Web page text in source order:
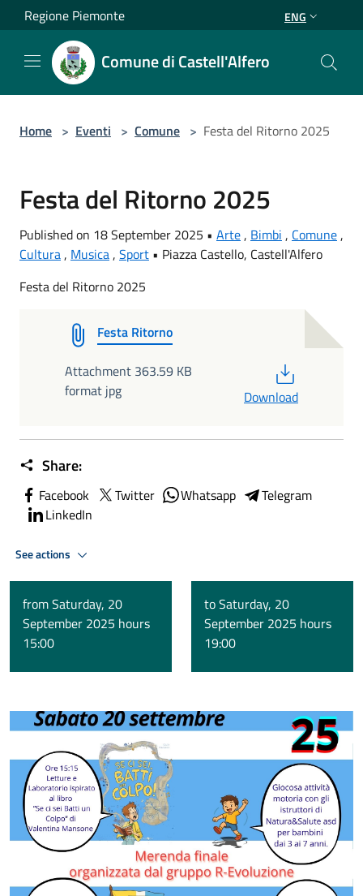
Salta al contenuto principale
Regione Piemonte ENG
Comune di Castell'Alfero
Home > Eventi > Comune > Festa del Ritorno 2025
Festa del Ritorno 2025
Published on 18 September 2025 • Arte, Bimbi , Comune,
Cultura, Musica, Sport • Piazza Castello, Castell'Alfero
Festa del Ritorno 2025
Festa Ritorno
Attachment 363.59 KB
format jpg
Download
Share:
Facebook Twitter Whatsapp
Telegram
LinkedIn
See actions
from Saturday, 20
September 2025 hours
15:00
to Saturday, 20
September 2025 hours
19:00